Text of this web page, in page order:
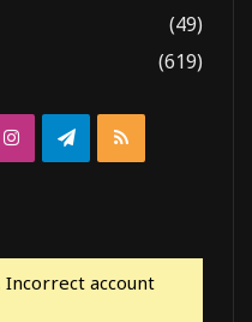
(49)
(619)
InstagramTelegram
RSS
account